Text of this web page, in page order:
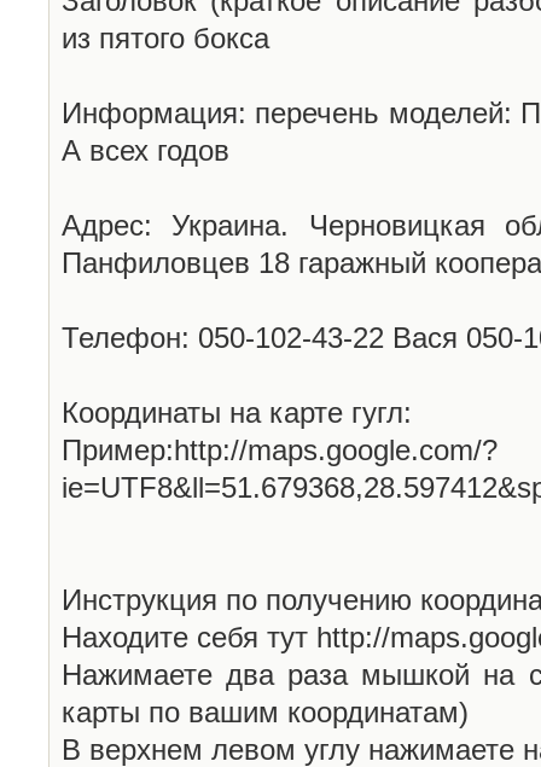
из пятого бокса
Информация: перечень моделей:
А всех годов
Адрес: Украина. Черновицкая
Панфиловцев 18 гаражный
Телефон: 050-102-43-22 Вася 050-
Координаты на карте гугл:
Пример:http://maps.google.com/?
Инструкция по получению
Находите себя тут http://
Нажимаете два раза мышкой на
карты по вашим координатам)
В верхнем левом углу нажимаете